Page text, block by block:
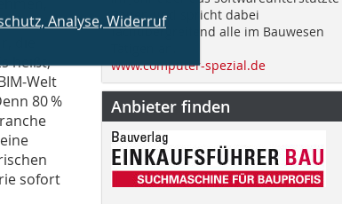
die
die
heißt,
Welt
80 %
sofort
Bauen und spricht dabei
fachübergreifend alle im Bauwesen
www.computer-spezial.de
Anbieter finden